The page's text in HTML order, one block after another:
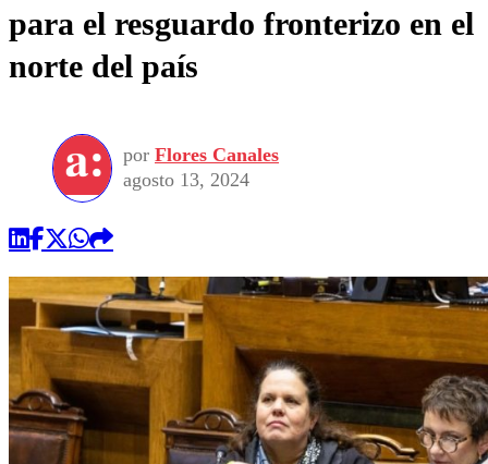
para el resguardo fronterizo en el
norte del país
por Flores Canales
agosto 13, 2024